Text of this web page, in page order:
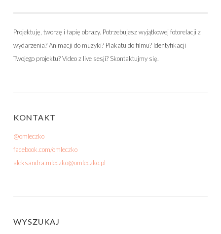
Projektuję, tworzę i łapię obrazy. Potrzebujesz wyjątkowej fotorelacji z
wydarzenia? Animacji do muzyki? Plakatu do filmu? Identyfikacji
Twojego projektu? Video z live sesji? Skontaktujmy się.
KONTAKT
@omleczko
facebook.com/omleczko
aleksandra.mleczko@omleczko.pl
WYSZUKAJ